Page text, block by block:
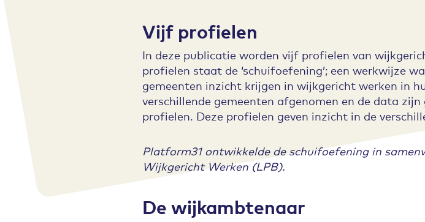
Vijf profielen
In deze publicatie worden vijf profielen van
profielen staat de ‘schuifoefening’; een werkwijze
gemeenten inzicht krijgen in wijkgericht werken in
verschillende gemeenten afgenomen en de data
profielen. Deze profielen geven inzicht in de
Platform31 ontwikkelde de schuifoefening in
Wijkgericht Werken (LPB).
De wijkambtenaar